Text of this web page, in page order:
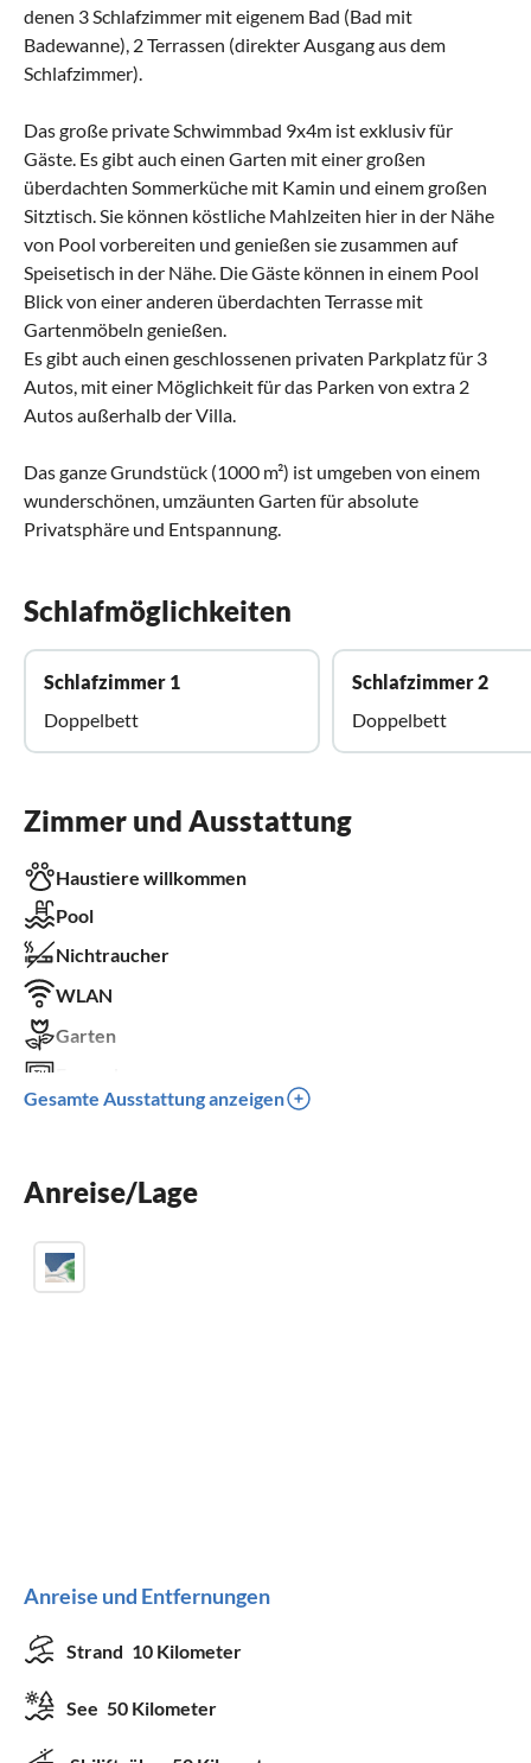
denen 3 Schlafzimmer mit eigenem Bad (Bad mit
Badewanne), 2 Terrassen (direkter Ausgang aus dem
Schlafzimmer).
Das große private Schwimmbad 9x4m ist exklusiv für
Gäste. Es gibt auch einen Garten mit einer großen
überdachten Sommerküche mit Kamin und einem großen
Sitztisch. Sie können köstliche Mahlzeiten hier in der Nähe
von Pool vorbereiten und genießen sie zusammen auf
Speisetisch in der Nähe. Die Gäste können in einem Pool
Blick von einer anderen überdachten Terrasse mit
Gartenmöbeln genießen.
Es gibt auch einen geschlossenen privaten Parkplatz für 3
Autos, mit einer Möglichkeit für das Parken von extra 2
Autos außerhalb der Villa.
Das ganze Grundstück (1000 m²) ist umgeben von einem
wunderschönen, umzäunten Garten für absolute
Privatsphäre und Entspannung.
Schlafmöglichkeiten
Schlafzimmer 1
Doppelbett
Schlafzimmer 2
Doppelbett
Zimmer und Ausstattung
Haustiere willkommen
Pool
Nichtraucher
WLAN
Garten
Terrasse
Waschmaschine
Gesamte Ausstattung anzeigen
Anreise/Lage
Anreise und Entfernungen
Strand 10 Kilometer
See 50 Kilometer